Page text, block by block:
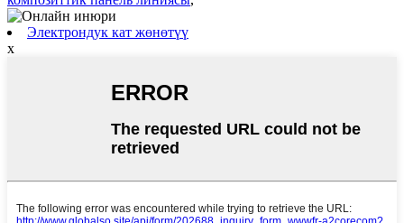
Электрондук кат жөнөтүү
x